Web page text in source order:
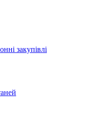
закупівлі